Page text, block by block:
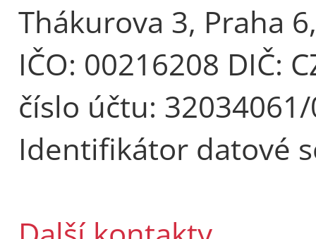
Thákurova 3, Praha
IČO: 00216208 DIČ:
číslo účtu:
Identifikátor datové